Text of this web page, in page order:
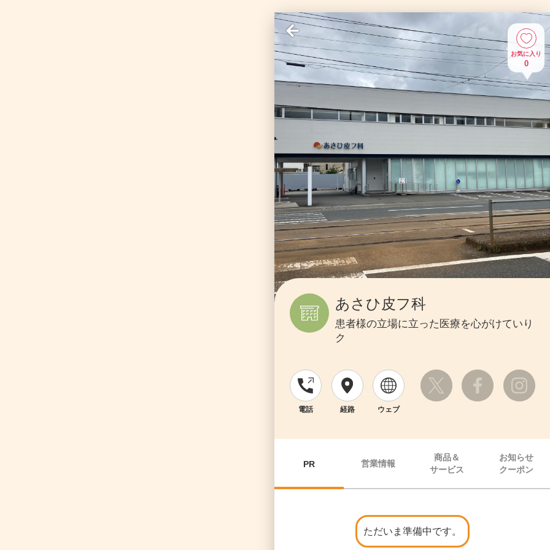
お気に入り
0
あさひ皮フ科
患者様の立場に立った医療を心がけていり
ク
電話 経路 ウェブ
PR 営業情報
商品＆
サービス
お知らせ
クーポン
ただいま準備中です。